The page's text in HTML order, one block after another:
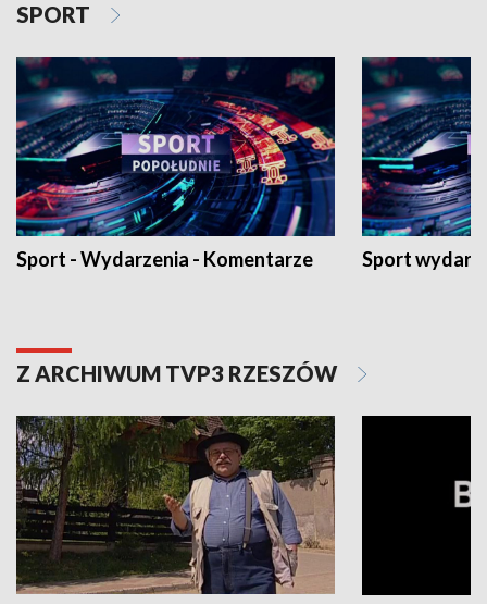
SPORT
Sport - Wydarzenia - Komentarze Sport
Z ARCHIWUM TVP3 RZESZÓW